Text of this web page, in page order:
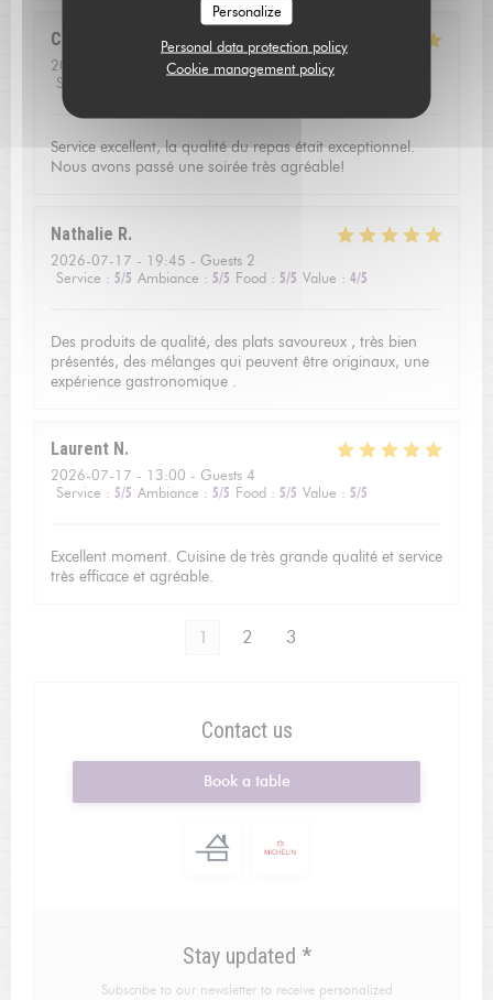
Personalize
Personal data protection policy
Cookie management policy
Catherine
2026-07-16
- 20:00 - Guests 3
Service
Food Value
Service excellent, la qualité du repas était exceptionnel.
Nous avons passé une soirée très agréable!
Nathalie R
2026-07-17 - 19:45 - Guests 2
Service : 5/5 Ambiance : 5/5 Food : 5/5 Value : 4/5
Des produits de qualité, des plats savoureux , très bien
présentés, des mélanges qui peuvent être originaux, une
expérience gastronomique .
Laurent N
2026-07-17 - 13:00 - Guests 4
Service : 5/5 Ambiance : 5/5 Food : 5/5 Value : 5/5
Excellent moment. Cuisine de très grande qualité et service
très efficace et agréable.
1 2 3
Contact us
Book a table
Stay updated *
Subscribe to our newsletter to receive personalized